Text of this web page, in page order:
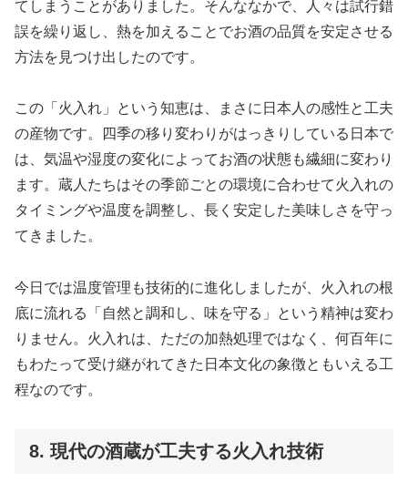
てしまうことがありました。そんななかで、人々は試行錯
誤を繰り返し、熱を加えることでお酒の品質を安定させる
方法を見つけ出したのです。
この「火入れ」という知恵は、まさに日本人の感性と工夫
の産物です。四季の移り変わりがはっきりしている日本で
は、気温や湿度の変化によってお酒の状態も繊細に変わり
ます。蔵人たちはその季節ごとの環境に合わせて火入れの
タイミングや温度を調整し、長く安定した美味しさを守っ
てきました。
今日では温度管理も技術的に進化しましたが、火入れの根
底に流れる「自然と調和し、味を守る」という精神は変わ
りません。火入れは、ただの加熱処理ではなく、何百年に
もわたって受け継がれてきた日本文化の象徴ともいえる工
程なのです。
8. 現代の酒蔵が工夫する火入れ技術